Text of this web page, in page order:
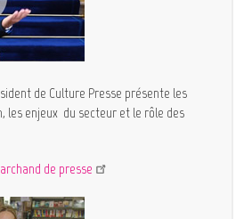
de Culture Presse présente les
les enjeux du secteur et le rôle des
de presse